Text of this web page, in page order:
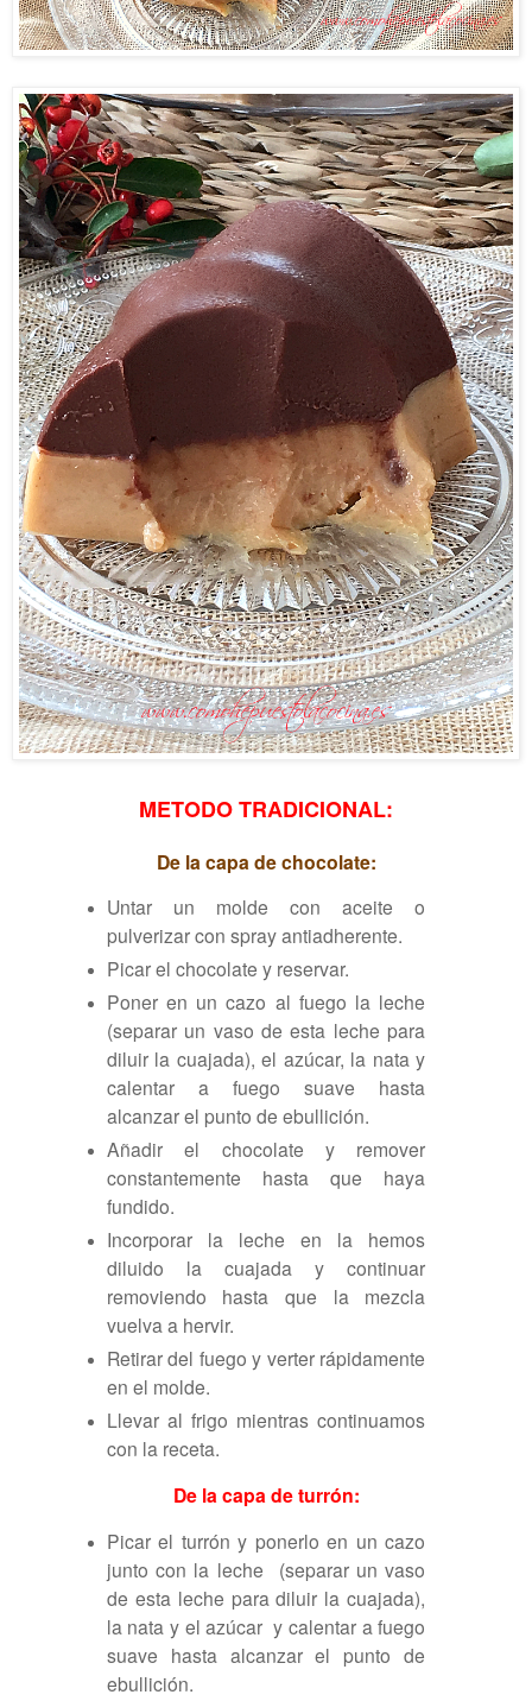
METODO TRADICIONAL:
De la capa de chocolate:
Untar un molde con aceite o
pulverizar con spray antiadherente.
Picar el chocolate y reservar.
Poner en un cazo al fuego la leche
(separar un vaso de esta leche para
diluir la cuajada), el azúcar, la nata y
calentar a fuego suave hasta
alcanzar el punto de ebullición.
Añadir el chocolate y remover
constantemente hasta que haya
fundido.
Incorporar la leche en la hemos
diluido la cuajada y continuar
removiendo hasta que la mezcla
vuelva a hervir.
Retirar del fuego y verter rápidamente
en el molde.
Llevar al frigo mientras continuamos
con la receta.
De la capa de turrón:
Picar el turrón y ponerlo en un cazo
junto con la leche
(separar un vaso
de esta leche para diluir la cuajada),
la nata y el azúcar y calentar a fuego
suave hasta alcanzar el punto de
ebullición.